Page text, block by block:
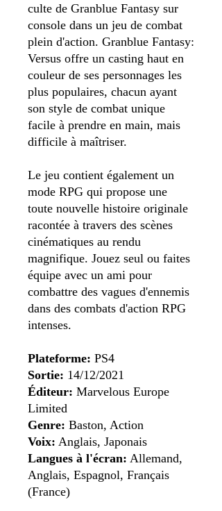
culte de Granblue Fantasy sur
console dans un jeu de combat
plein d'action. Granblue Fantasy:
Versus offre un casting haut en
couleur de ses personnages les
plus populaires, chacun ayant
son style de combat unique
facile à prendre en main, mais
difficile à maîtriser.
Le jeu contient également un
mode RPG qui propose une
toute nouvelle histoire originale
racontée à travers des scènes
cinématiques au rendu
magnifique. Jouez seul ou faites
équipe avec un ami pour
combattre des vagues d'ennemis
dans des combats d'action RPG
intenses.
Plateforme: PS4
Sortie: 14/12/2021
Éditeur: Marvelous Europe
Limited
Genre: Baston, Action
Voix: Anglais, Japonais
Langues à l'écran: Allemand,
Anglais, Espagnol, Français
(France)